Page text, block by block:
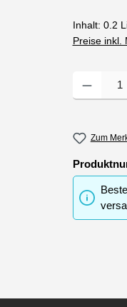
Inhalt: 0.2
Preise inkl.
Produkt
Zum